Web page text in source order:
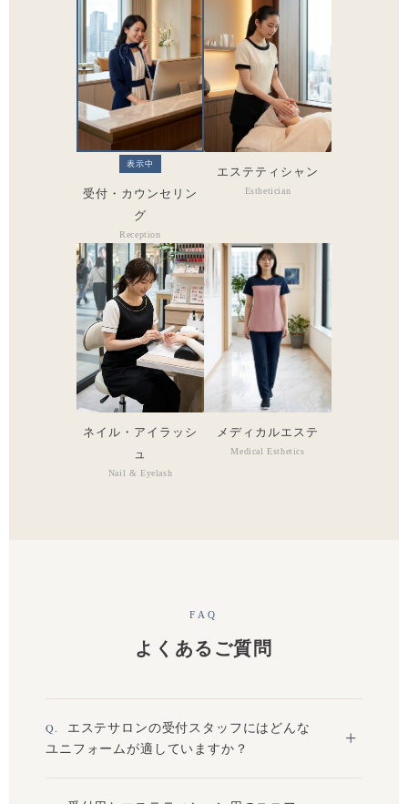
表示中
受付・カウンセリン
グ
Reception
エステティシャン
Esthetician
ネイル・アイラッシ
ュ
Nail & Eyelash
メディカルエステ
Medical Esthetics
FAQ
よくあるご質問
エステサロンの受付スタッフにはどんな
ユニフォームが適していますか？